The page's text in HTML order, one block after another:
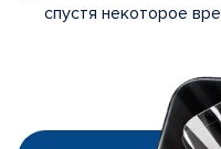
спустя некоторое